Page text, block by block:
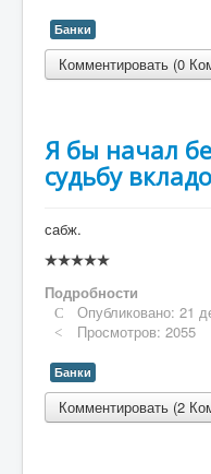
Банки
Комментировать (0
Я бы начал
судьбу
сабж.
Рейтинг:
Подробности
Опубликовано: 21
Просмотров: 2055
Банки
Комментировать (2